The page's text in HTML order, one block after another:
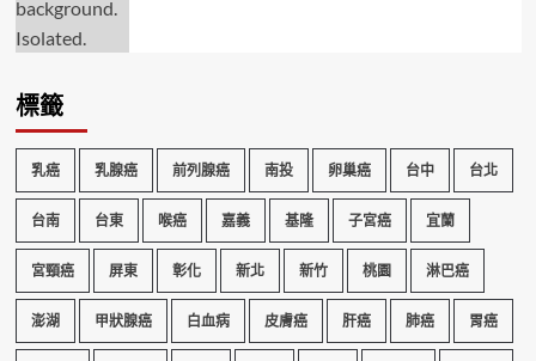
標籤
乳癌 乳腺癌 前列腺癌 南投 卵巢癌 台中 台北
台南 台東 喉癌 嘉義 基隆 子宮癌 宜蘭
宮頸癌 屏東 彰化 新北 新竹 桃園 淋巴癌
澎湖 甲狀腺癌 白血病 皮膚癌 肝癌 肺癌 胃癌